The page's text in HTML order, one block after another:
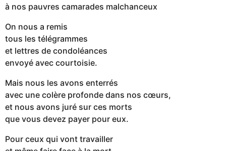
à nos pauvres camarades malchanceux
On nous a remis
tous les télégrammes
et lettres de condoléances
envoyé avec courtoisie.
Mais nous les avons enterrés
avec une colère profonde dans nos cœurs,
et nous avons juré sur ces morts
que vous devez payer pour eux.
Pour ceux qui vont travailler